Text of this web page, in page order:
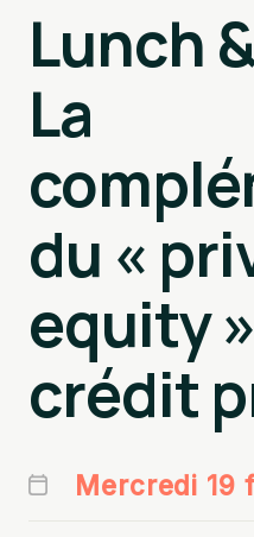
Lunch
La
du «
equity
crédit
Mercredi 19